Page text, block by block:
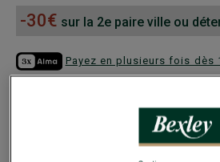
-30€ sur la 2e paire ville ou
Payez en plusieurs fois dès